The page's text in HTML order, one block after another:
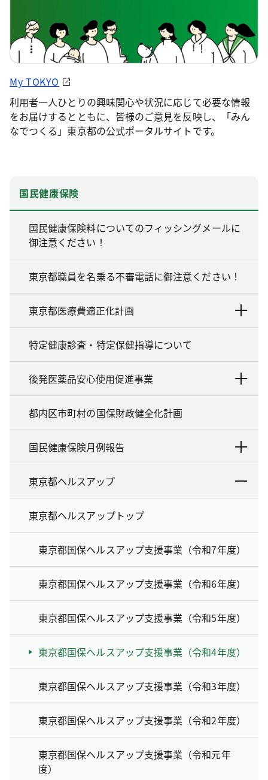
My TOKYO
利用者一人ひとりの興味関心や状況に応じて必要な情報
をお届けするとともに、皆様のご意見を反映し、「みん
なでつくる」東京都の公式ポータルサイトです。
国民健康保険
国民健康保険料についてのフィッシングメールに
御注意ください！
東京都職員を名乗る不審電話に御注意ください！
東京都医療費適正化計画
特定健康診査・特定保健指導について
後発医薬品安心使用促進事業
都内区市町村の国保財政健全化計画
国民健康保険月例報告
東京都ヘルスアップ
東京都ヘルスアップトップ
東京都国保ヘルスアップ支援事業（令和7年度）
東京都国保ヘルスアップ支援事業（令和6年度）
東京都国保ヘルスアップ支援事業（令和5年度）
東京都国保ヘルスアップ支援事業（令和4年度）
東京都国保ヘルスアップ支援事業（令和3年度）
東京都国保ヘルスアップ支援事業（令和2年度）
東京都国保ヘルスアップ支援事業（令和元年
度）